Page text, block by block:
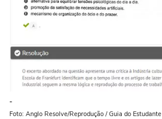
-
Foto: Anglo Resolve/Reprodução / Guia do Estudante